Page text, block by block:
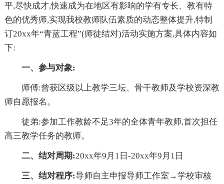
平,尽快成才,快速成为在地区有影响的学有专长、教有特
色的优秀师,实现我校教师队伍素质的动态整体提升,特制
订20xx年“青蓝工程”(师徒结对)活动实施方案,具体内容如
下:
一、参与对象:
师傅:曾获区级以上教学三坛、骨干教师及学校资深教
师自愿报名。
徒弟:参加工作教龄不足3年的全体青年教师,首次担任
高三教学任务的教师。
二、结对周期:20xx年9月1日-20xx年9月1日
三、结对程序:导师自主申报导师工作室→学校审核